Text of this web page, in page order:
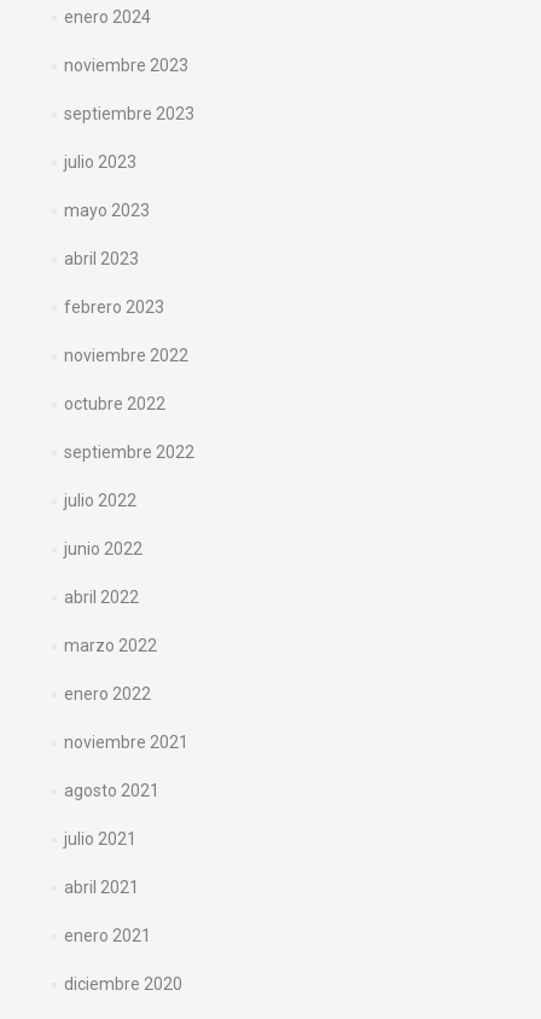
enero 2024
noviembre 2023
septiembre 2023
julio 2023
mayo 2023
abril 2023
febrero 2023
noviembre 2022
octubre 2022
septiembre 2022
julio 2022
junio 2022
abril 2022
marzo 2022
enero 2022
noviembre 2021
agosto 2021
julio 2021
abril 2021
enero 2021
diciembre 2020